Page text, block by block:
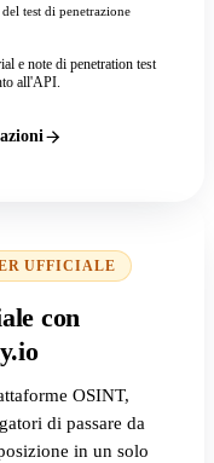
test di penetrazione
e note di penetration test
all'API.
UFFICIALE
con
OSINT,
di passare da
in un solo